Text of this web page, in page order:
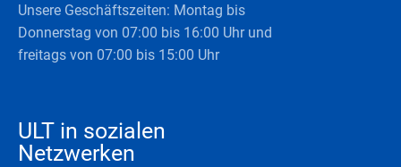
Unsere Geschäftszeiten: Montag bis
Donnerstag von 07:00 bis 16:00 Uhr und
freitags von 07:00 bis 15:00 Uhr
ULT in sozialen
Netzwerken